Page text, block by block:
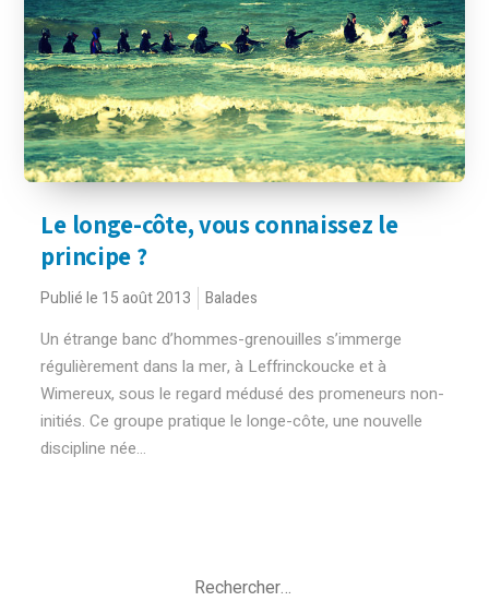
Le longe-côte, vous connaissez le
principe ?
Publié le 15 août 2013 Balades
Un étrange banc d’hommes-grenouilles s’immerge
régulièrement dans la mer, à Leffrinckoucke et à
Wimereux, sous le regard médusé des promeneurs non-
initiés. Ce groupe pratique le longe-côte, une nouvelle
discipline née...